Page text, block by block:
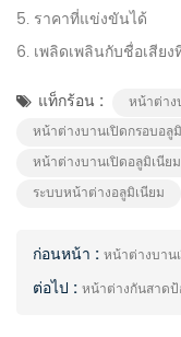
5. ราคาที่แข่งขันได้
6. เพลิดเพลินกับชื่อเสีย
แท็กร้อน :
หน้าต่าง
หน้าต่างบานเปิดกรอบอลู
หน้าต่างบานเปิดอลูมิเนียม
ระบบหน้าต่างอลูมิเนียม
ก่อนหน้า : หน้าต่างบาน
ต่อไป : หน้าต่างกันสาด